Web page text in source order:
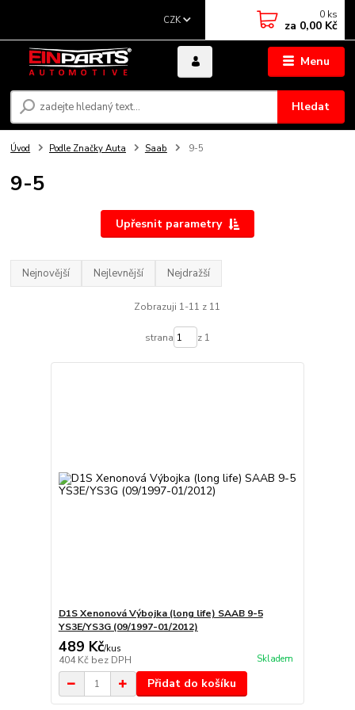
Menu
CZK
Hledat
0 ks
za 0,00 Kč
Úvod Podle Značky Auta Saab 9-5
9-5
Upřesnit parametry
Nejnovější Nejlevnější Nejdražší
Zobrazuji 1-11 z 11
strana z 1
D1S Xenonová Výbojka (long life) SAAB 9-5
YS3E/YS3G (09/1997-01/2012)
489 Kč/kus
404 Kč bez DPH Skladem
Přidat do košíku